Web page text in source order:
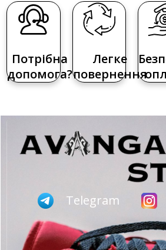
Потрібна
допомога?
Легке
повернення
Telegram